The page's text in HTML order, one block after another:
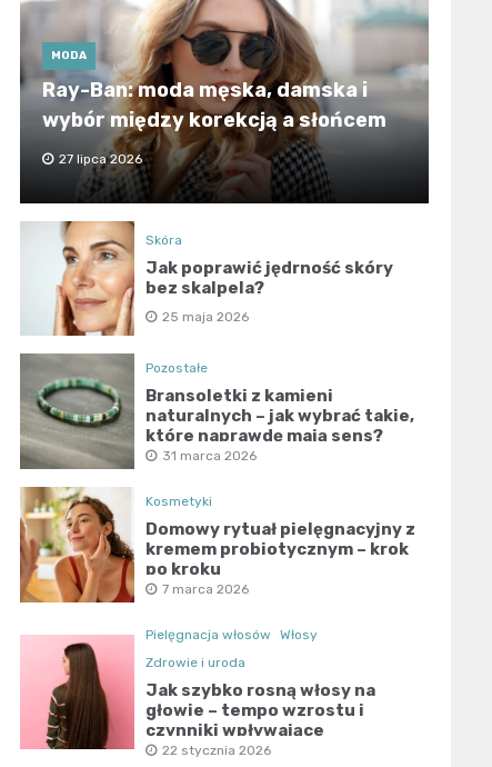
MODA
Ray-Ban: moda męska, damska i
wybór między korekcją a słońcem
27 lipca 2026
Skóra
Jak poprawić jędrność skóry
bez skalpela?
25 maja 2026
Pozostałe
Bransoletki z kamieni
naturalnych – jak wybrać takie,
które naprawdę mają sens?
31 marca 2026
Kosmetyki
Domowy rytuał pielęgnacyjny z
kremem probiotycznym – krok
po kroku
7 marca 2026
Pielęgnacja włosów
Włosy
Zdrowie i uroda
Jak szybko rosną włosy na
głowie – tempo wzrostu i
czynniki wpływające
22 stycznia 2026